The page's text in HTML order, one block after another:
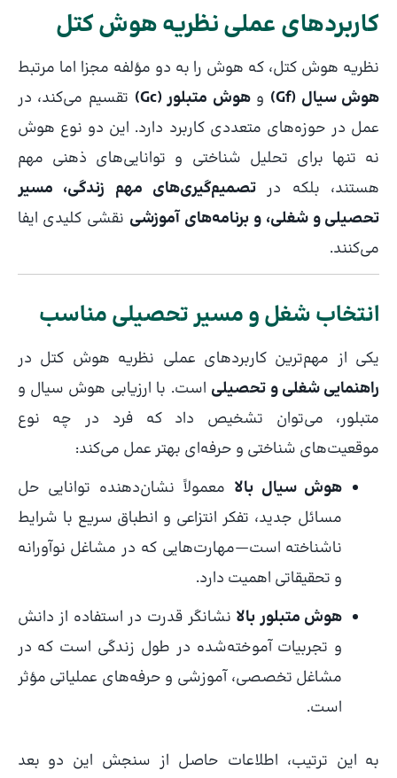
کاربردهای عملی نظریه هوش کتل
نظریه هوش کتل، که هوش را به دو مؤلفه مجزا اما مرتبط
هوش سیال (Gf)
وهوش متبلور (Gc)
تقسیم می‌کند، در
عمل در حوزه‌های متعددی کاربرد دارد. این دو نوع هوش
نه تنها برای تحلیل شناختی و توانایی‌های ذهنی مهم
هستند، بلکه در تصمیم‌گیری‌های مهم زندگی، مسیر
تحصیلی و شغلی، و برنامه‌های آموزشی نقشی کلیدی ایفا
می‌کنند.
انتخاب شغل و مسیر تحصیلی مناسب
یکی از مهم‌ترین کاربردهای عملی نظریه هوش کتل در
راهنمایی شغلی و تحصیلی است. با ارزیابی هوش سیال و
متبلور، می‌توان تشخیص داد که فرد در چه نوع
موقعیت‌های شناختی و حرفه‌ای بهتر عمل می‌کند:
هوش سیال بالا معمولاً نشان‌دهنده توانایی حل
مسائل جدید، تفکر انتزاعی و انطباق سریع با شرایط
ناشناخته است—مهارت‌هایی که در مشاغل نوآورانه
و تحقیقاتی اهمیت دارد.
هوش متبلور بالا نشانگر قدرت در استفاده از دانش
و تجربیات آموخته‌شده در طول زندگی است که در
مشاغل تخصصی، آموزشی و حرفه‌های عملیاتی مؤثر
است.
به این ترتیب، اطلاعات حاصل از سنجش این دو بعد